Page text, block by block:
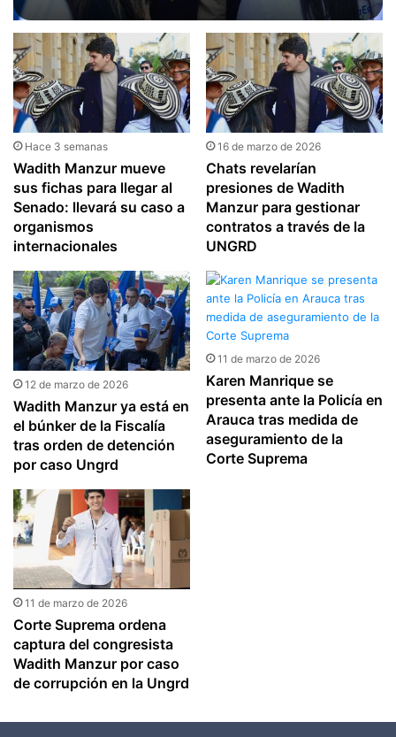
Congreso una salida especial
Hace 3 semanas
Wadith Manzur mueve
sus fichas para llegar al
Senado: llevará su caso a
organismos
internacionales
16 de marzo de 2026
Chats revelarían
presiones de Wadith
Manzur para gestionar
contratos a través de la
UNGRD
12 de marzo de 2026
Wadith Manzur ya está en
el búnker de la Fiscalía
tras orden de detención
por caso Ungrd
11 de marzo de 2026
Karen Manrique se
presenta ante la Policía en
Arauca tras medida de
aseguramiento de la
Corte Suprema
11 de marzo de 2026
Corte Suprema ordena
captura del congresista
Wadith Manzur por caso
de corrupción en la Ungrd